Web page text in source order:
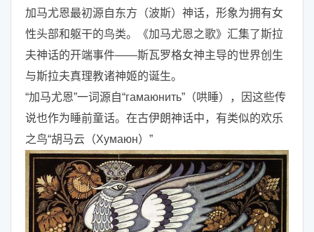
加马尤恩最初源自东方（波斯）神话，形象为拥有女
性头部和躯干的鸟类。《加马尤恩之歌》汇集了斯拉
夫神话的开端事件——斯瓦罗格女神主导的世界创生
与斯拉夫真理教诸神姬的诞生。
“加马尤恩”一词源自“гамаюнить”（哄睡），因这些传
说也作为睡前童话。在古伊朗神话中，有类似的欢乐
之鸟“胡马云（Хумаюн）”